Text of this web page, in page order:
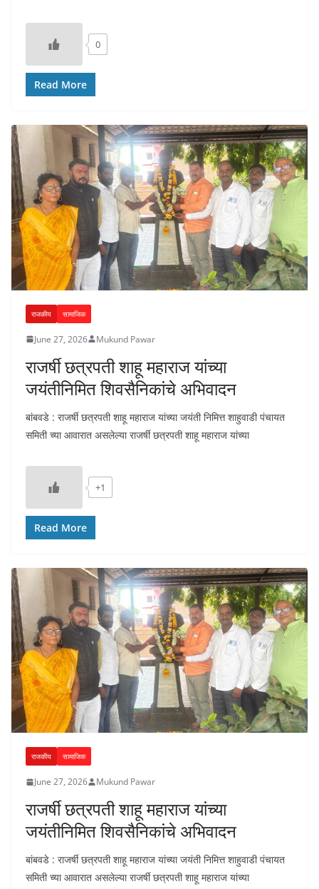
0
Read More
राजकीय सामाजिक
June 27, 2026 Mukund Pawar
राजर्षी छत्रपती शाहू महाराज यांच्या
जयंतीनिमित शिवसैनिकांचे अभिवादन
बांबवडे : राजर्षी छत्रपती शाहू महाराज यांच्या जयंती निमित्त शाहुवाडी पंचायत
समिती च्या आवारात असलेल्या राजर्षी छत्रपती शाहू महाराज यांच्या
+1
Read More
राजकीय सामाजिक
June 27, 2026 Mukund Pawar
राजर्षी छत्रपती शाहू महाराज यांच्या
जयंतीनिमित शिवसैनिकांचे अभिवादन
बांबवडे : राजर्षी छत्रपती शाहू महाराज यांच्या जयंती निमित्त शाहुवाडी पंचायत
समिती च्या आवारात असलेल्या राजर्षी छत्रपती शाहू महाराज यांच्या